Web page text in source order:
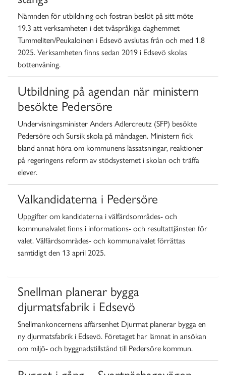
Nämnden för utbildning och fostran beslöt på sitt möte
19.3 att verksamheten i det tvåspråkiga daghemmet
Tummeliten/Peukaloinen i Edsevö avslutas från och med 1.8
2025. Verksamheten finns sedan 2019 i Edsevö skolas
bottenvåning.
Utbildning på agendan när ministern
besökte Pedersöre
Undervisningsminister Anders Adlercreutz (SFP) besökte
Pedersöre och Sursik skola på måndagen. Ministern fick
bland annat höra om kommunens lässatsningar, reaktioner
på regeringens reform av stödsystemet i skolan och träffa
elever.
Valkandidaterna i Pedersöre
Uppgifter om kandidaterna i välfärdsområdes- och
kommunalvalet finns i informations- och resultattjänsten för
valet. Välfärdsområdes- och kommunalvalet förrättas
samtidigt den 13 april 2025.
Snellman planerar bygga
djurmatsfabrik i Edsevö
Snellmankoncernens affärsenhet Djurmat planerar bygga en
ny djurmatsfabrik i Edsevö. Företaget har lämnat in ansökan
om miljö- och byggnadstillstånd till Pedersöre kommun.